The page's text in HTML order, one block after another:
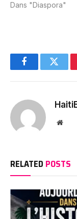
Dans "Diaspora"
Facebook
RELATED POSTS